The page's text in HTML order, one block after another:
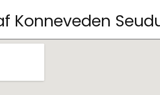
Konneveden